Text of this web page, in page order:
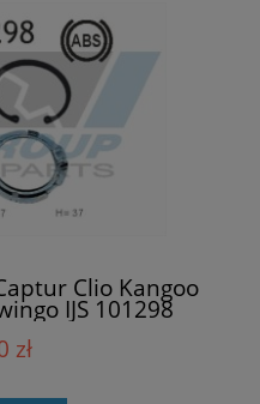
Clio Kangoo
IJS 101298
zł